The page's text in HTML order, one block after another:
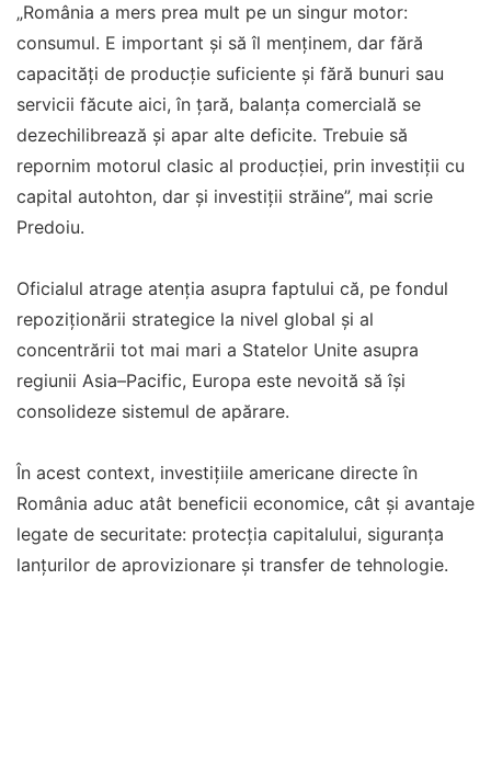
„România a mers prea mult pe un singur motor:
consumul. E important și să îl menținem, dar fără
capacități de producție suficiente și fără bunuri sau
servicii făcute aici, în țară, balanța comercială se
dezechilibrează și apar alte deficite. Trebuie să
repornim motorul clasic al producției, prin investiții cu
capital autohton, dar și investiții străine”, mai scrie
Predoiu.
Oficialul atrage atenţia asupra faptului că, pe fondul
repoziționării strategice la nivel global și al
concentrării tot mai mari a Statelor Unite asupra
regiunii Asia–Pacific, Europa este nevoită să își
consolideze sistemul de apărare.
În acest context, investițiile americane directe în
România aduc atât beneficii economice, cât și avantaje
legate de securitate: protecția capitalului, siguranța
lanțurilor de aprovizionare și transfer de tehnologie.